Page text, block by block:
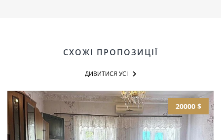
СХОЖІ ПРОПОЗИЦІЇ
ДИВИТИСЯ УСІ
20000 $